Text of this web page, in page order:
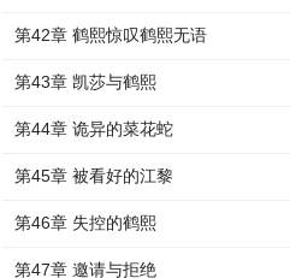
第42章 鹤熙惊叹鹤熙无语
第43章 凯莎与鹤熙
第44章 诡异的菜花蛇
第45章 被看好的江黎
第46章 失控的鹤熙
第47章 邀请与拒绝